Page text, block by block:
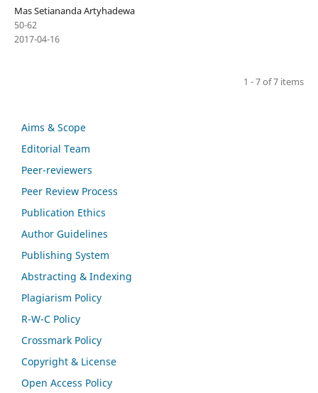
Mas Setiananda Artyhadewa
50-62
2017-04-16
1 - 7 of 7 items
Aims & Scope
Editorial Team
Peer-reviewers
Peer Review Process
Publication Ethics
Author Guidelines
Publishing System
Abstracting & Indexing
Plagiarism Policy
R-W-C Policy
Crossmark Policy
Copyright & License
Open Access Policy